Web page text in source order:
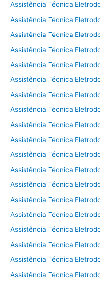
a
Assistência Técnica
Assistência Técnica
Assistência Técnica
Assistência Técnica
Assistência Técnica
Assistência Técnica
Assistência Técnica
Assistência Técnica
Assistência Técnica
Assistência Técnica
Assistência Técnica
Assistência Técnica
Assistência Técnica
Assistência Técnica
Assistência Técnica
Assistência Técnica
Assistência Técnica
Assistência Técnica
Assistência Técnica